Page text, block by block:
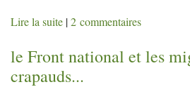
Lire la suite |2 commentaires
le Front national et les
crapauds...